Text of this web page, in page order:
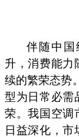
伴随中国
升，消费能力
续的繁荣态势
型为日常必需
荣。我国空调
日益深化，